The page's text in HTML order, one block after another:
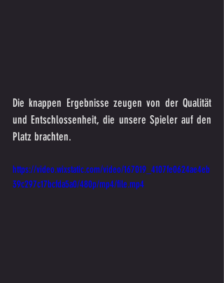
Die knappen Ergebnisse zeugen von der Qualität
und Entschlossenheit, die unsere Spieler auf den
Platz brachten.
https://video.wixstatic.com/video/167019_4107fe0624ae4eb
39c297c17bcfda5a0/480p/mp4/file.mp4